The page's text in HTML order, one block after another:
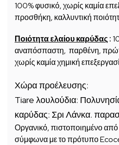
100% φυσικό, χωρίς καμία
προσθήκη, καλλυντική
Ποιότητα ελαίου καρύδας:
αναπόσπαστη, παρθένη,
χωρίς καμία χημική
Χώρα προέλευσης:
Tiare λουλούδια:
καρύδας: Σρι Λάνκα.
Οργανικό, πιστοποιημένο
σύμφωνα με το πρότυπο